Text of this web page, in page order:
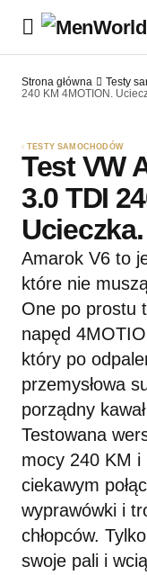
Strona główna Testy
240 KM 4MOTION.
TESTY SAMOCHODÓW
Test VW
3.0 TDI
Ucieczka.
Amarok V6 to
które nie
One po prostu
napęd
który po
przemysłowa
porządny
Testowana
mocy 240 KM
ciekawym
wyprawówki i
chłopców.
swoje pali i